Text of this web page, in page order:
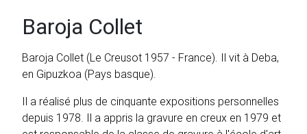
Baroja Collet
Baroja Collet (Le Creusot 1957 - France). Il vit à Deba,
en Gipuzkoa (Pays basque).
Il a réalisé plus de cinquante expositions personnelles
depuis 1978. Il a appris la gravure en creux en 1979 et